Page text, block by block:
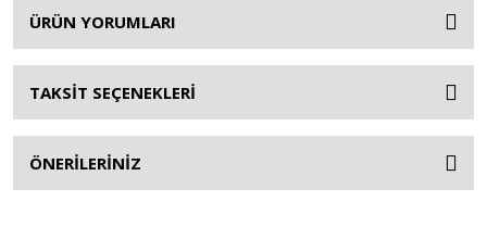
ÜRÜN YORUMLARI
TAKSİT SEÇENEKLERİ
ÖNERİLERİNİZ